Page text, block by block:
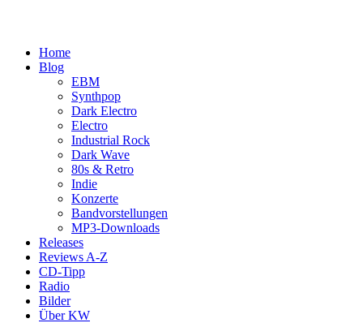
Home
Blog
EBM
Synthpop
Dark Electro
Electro
Industrial Rock
Dark Wave
80s & Retro
Indie
Konzerte
Bandvorstellungen
MP3-Downloads
Releases
Reviews A-Z
CD-Tipp
Radio
Bilder
Über KW